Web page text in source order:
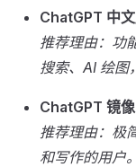
ChatGPT 中
推荐理由：功
搜索、AI 绘图
ChatGPT 镜
推荐理由：极
和写作的用户。